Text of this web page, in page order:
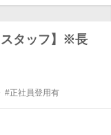
スタッフ】※長
#正社員登用有